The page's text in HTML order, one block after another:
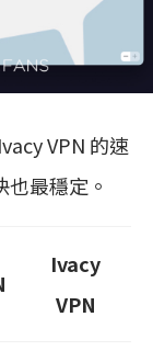
VPN 的速
最穩定。
Ivacy
VPN